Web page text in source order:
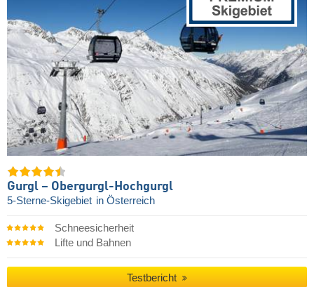
Gurgl – Obergurgl-Hochgurgl
5-Sterne-Skigebiet in Österreich
Schneesicherheit
Lifte und Bahnen
Testbericht